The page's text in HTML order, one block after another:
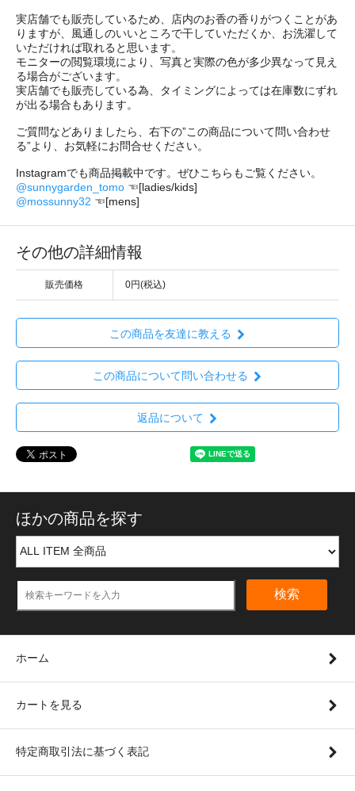
実店舗でも販売しているため、店内のお香の香りがつくことがあ
りますが、風通しのいいところで干していただくか、お洗濯して
いただければ取れると思います。
モニターの閲覧環境により、写真と実際の色が多少異なって見え
る場合がございます。
実店舗でも販売している為、タイミングによっては在庫数にずれ
が出る場合もあります。
ご質問などありましたら、右下の”この商品について問い合わせ
る”より、お気軽にお問合せください。
Instagramでも商品掲載中です。ぜひこちらもご覧ください。
@sunnygarden_tomo ☜[ladies/kids]
@mossunny32 ☜[mens]
その他の詳細情報
販売価格 0円(税込)
この商品を友達に教える
この商品について問い合わせる
返品について
ほかの商品を探す
検索
ホーム
カートを見る
特定商取引法に基づく表記